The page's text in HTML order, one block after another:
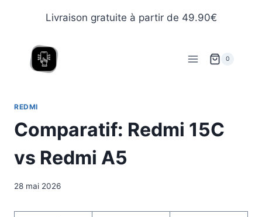
Livraison gratuite à partir de 49.90€
0
REDMI
Comparatif: Redmi 15C
vs Redmi A5
28 mai 2026